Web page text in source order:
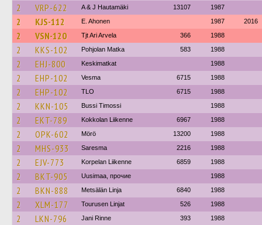
2 VRP-622 A & J Hautamäki 13107 1987
2 KJS-112 E. Ahonen 1987 2016
2 VSN-120 Tjt Ari Arvela 366 1988
2 KKS-102 Pohjolan Matka 583 1988
2 EHJ-800 Keskimatkat 1988
2 EHP-102 Vesma 6715 1988
2 EHP-102 TLO 6715 1988
2 KKN-105 Bussi Timossi 1988
2 EKT-789 Kokkolan Liikenne 6967 1988
2 OPK-602 Mörö 13200 1988
2 MHS-933 Saresma 2216 1988
2 EJV-773 Korpelan Liikenne 6859 1988
2 BKT-905 Uusimaa, прочие 1988
2 BKN-888 Metsälän Linja 6840 1988
2 XLM-177 Tourusen Linjat 526 1988
2 LKN-796 Jani Rinne 393 1988